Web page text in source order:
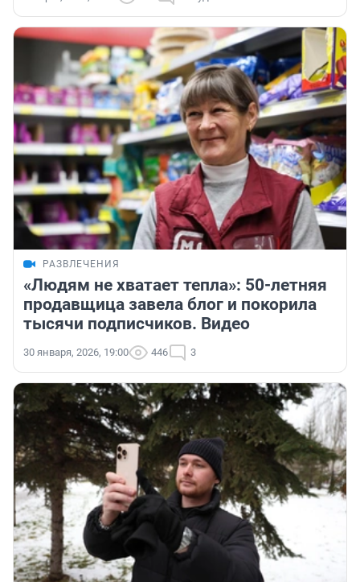
РАЗВЛЕЧЕНИЯ
«Людям не хватает тепла»: 50-летняя
продавщица завела блог и покорила
тысячи подписчиков. Видео
30 января, 2026, 19:00 446 3